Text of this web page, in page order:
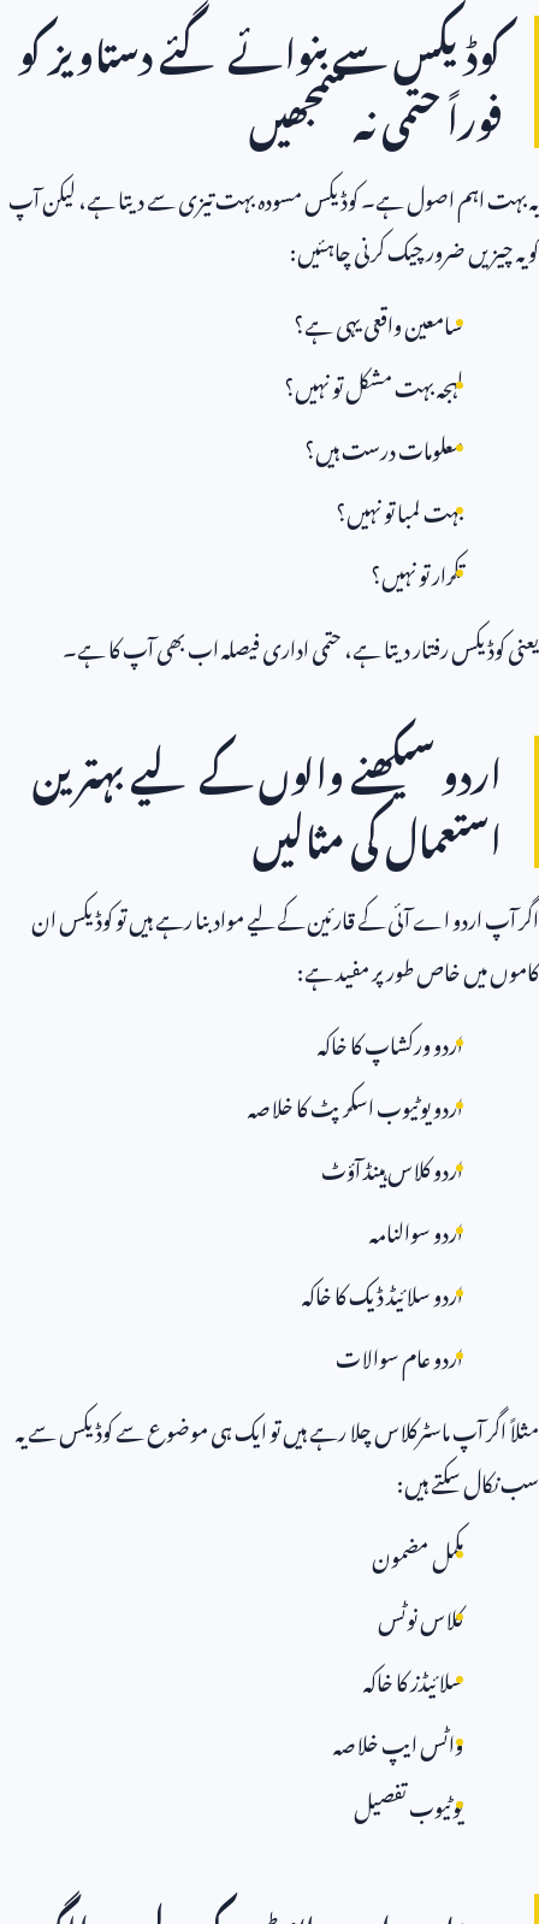
کوڈیکس سے بنوائے گئے دستاویز کو
فوراً حتمی نہ سمجھیں
یہ بہت اہم اصول ہے۔ کوڈیکس مسودہ بہت تیزی سے دیتا ہے، لیکن آپ
کو یہ چیزیں ضرور چیک کرنی چاہئیں:
سامعین واقعی یہی ہے؟
لہجہ بہت مشکل تو نہیں؟
معلومات درست ہیں؟
بہت لمبا تو نہیں؟
تکرار تو نہیں؟
یعنی کوڈیکس رفتار دیتا ہے، حتمی اداری فیصلہ اب بھی آپ کا ہے۔
اردو سیکھنے والوں کے لیے بہترین
استعمال کی مثالیں
اگر آپ اردو اے آئی کے قارئین کے لیے مواد بنا رہے ہیں تو کوڈیکس ان
کاموں میں خاص طور پر مفید ہے:
اردو ورکشاپ کا خاکہ
اردو یوٹیوب اسکرپٹ کا خلاصہ
اردو کلاس ہینڈ آؤٹ
اردو سوالنامہ
اردو سلائیڈ ڈیک کا خاکہ
اردو عام سوالات
مثلاً اگر آپ ماسٹرکلاس چلا رہے ہیں تو ایک ہی موضوع سے کوڈیکس سے یہ
سب نکال سکتے ہیں:
مکمل مضمون
کلاس نوٹس
سلائیڈز کا خاکہ
واٹس ایپ خلاصہ
یوٹیوب تفصیل